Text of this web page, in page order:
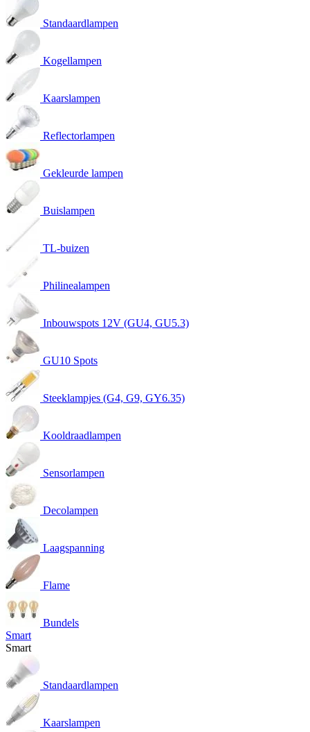
Standaardlampen
Kogellampen
Kaarslampen
Reflectorlampen
Gekleurde lampen
Buislampen
TL-buizen
Philinealampen
Inbouwspots 12V (GU4, GU5.3)
GU10 Spots
Steeklampjes (G4, G9, GY6.35)
Kooldraadlampen
Sensorlampen
Decolampen
Laagspanning
Flame
Bundels
Smart
Smart
Standaardlampen
Kaarslampen